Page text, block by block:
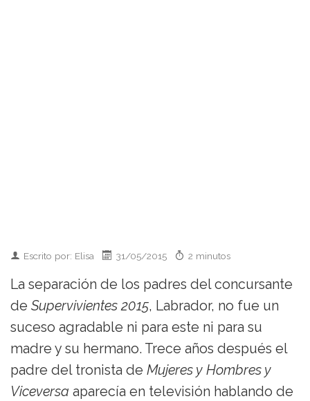
Escrito por: Elisa 31/05/2015 2 minutos
La separación de los padres del concursante
de Supervivientes 2015, Labrador, no fue un
suceso agradable ni para este ni para su
madre y su hermano. Trece años después el
padre del tronista de Mujeres y Hombres y
Viceversa aparecía en televisión hablando de